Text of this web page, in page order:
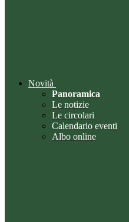
Novità
Panoramica
Le notizie
Le circolari
Calendario eventi
Albo online